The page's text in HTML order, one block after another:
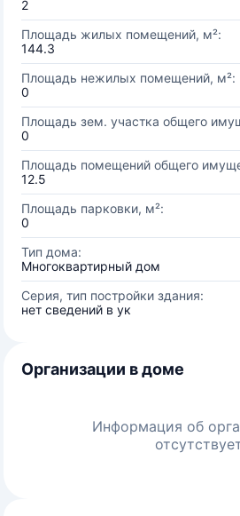
2
Площадь жилых помещений, м²:
144.3
Площадь нежилых помещений, м²:
0
Площадь зем. участка общего
0
Площадь помещений общего
12.5
Площадь парковки, м²:
0
Тип дома:
Многоквартирный дом
Серия, тип постройки здания:
нет сведений в ук
Организации в доме
Информация об